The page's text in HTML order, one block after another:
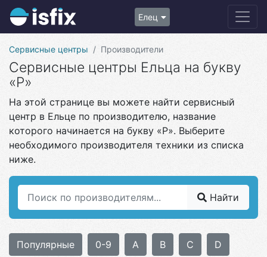
Елец
Сервисные центры Производители
Сервисные центры Ельца на букву
«Р»
На этой странице вы можете найти сервисный
центр в Ельце по производителю, название
которого начинается на букву «Р». Выберите
необходимого производителя техники из списка
ниже.
Найти
Популярные 0-9 A B C D